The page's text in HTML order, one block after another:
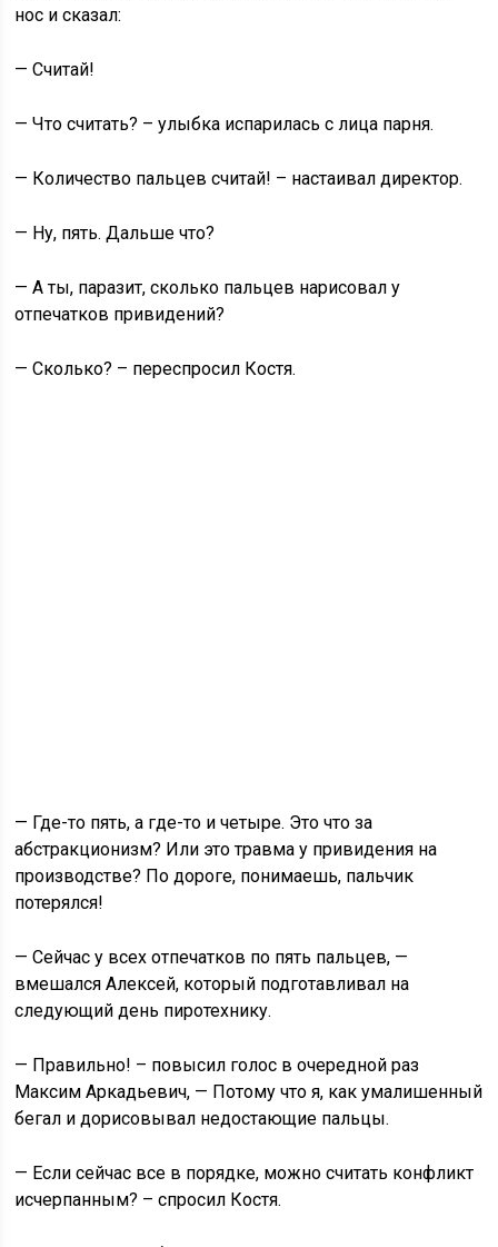
нос и сказал:
— Считай!
— Что считать? – улыбка испарилась с лица парня.
— Количество пальцев считай! – настаивал директор.
— Ну, пять. Дальше что?
— А ты, паразит, сколько пальцев нарисовал у
отпечатков привидений?
— Сколько? – переспросил Костя.
— Где-то пять, а где-то и четыре. Это что за
абстракционизм? Или это травма у привидения на
производстве? По дороге, понимаешь, пальчик
потерялся!
— Сейчас у всех отпечатков по пять пальцев, —
вмешался Алексей, который подготавливал на
следующий день пиротехнику.
— Правильно! – повысил голос в очередной раз
Максим Аркадьевич, — Потому что я, как умалишенный
бегал и дорисовывал недостающие пальцы.
— Если сейчас все в порядке, можно считать конфликт
исчерпанным? – спросил Костя.